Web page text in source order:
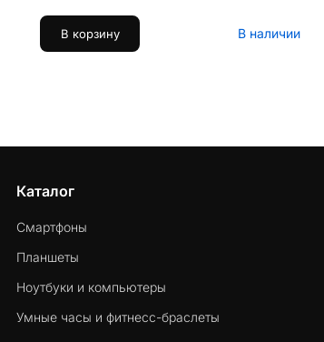
В корзину В наличии
Каталог
Смартфоны
Планшеты
Ноутбуки и компьютеры
Умные часы и фитнесс-браслеты